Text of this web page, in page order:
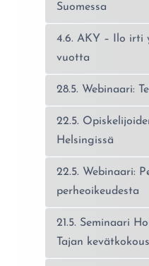
Suomessa
4.6. AKY – Ilo irti
vuotta
28.5. Webinaari:
22.5.
Helsingissä
22.5. Webinaari:
perheoikeudesta
21.5. Seminaari
Tajan kevätkokous